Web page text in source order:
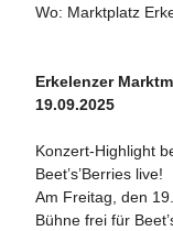
Wo: Marktplatz
Erkelenzer
19.09.2025
Konzert-Highlight
Beet’s’Berries live!
Am Freitag, den
Bühne frei für